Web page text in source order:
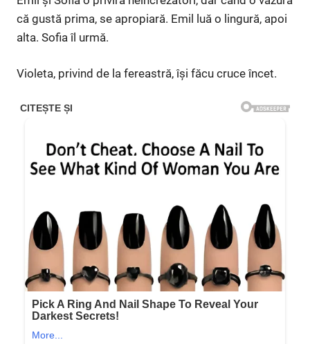
că gustă prima, se apropiară. Emil luă o lingură, apoi
alta. Sofia îl urmă.
Violeta, privind de la fereastră, își făcu cruce încet.